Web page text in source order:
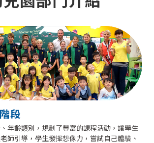
段
年齡類別，規劃了豐富的課程活動，讓學生
老師引導，學生發揮想像力，嘗試自己體驗、